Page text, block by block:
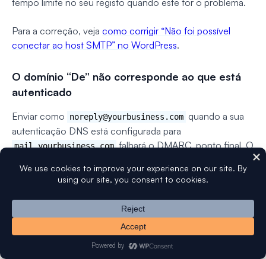
Para a correção, veja como corrigir “Não foi possível
conectar ao host SMTP” no WordPress.
O domínio “De” não corresponde ao que está
autenticado
Enviar como noreply@yourbusiness.com quando a sua
autenticação DNS está configurada para
mail.yourbusiness.com falhará o DMARC, ponto final. O
os seus registos autenticam.
Muitas pessoas usam um subdomínio de envio dedicado
para e-mails transacionais, o que tem o bom efeito
secundário de manter a reputação do seu domínio
principal isolada. Vejao que é um subdomínio de e-mail e